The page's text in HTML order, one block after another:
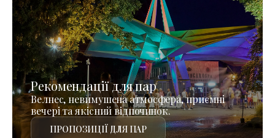
Рекомендації для пар
Велнес, невимушена атмосфера, приємні
вечері та якісний відпочинок.
ПРОПОЗИЦІЇ ДЛЯ ПАР